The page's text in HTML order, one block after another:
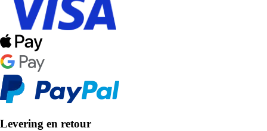
Levering en retour